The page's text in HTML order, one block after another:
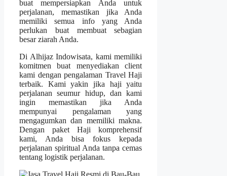
buat mempersiapkan Anda untuk
perjalanan, memastikan jika Anda
memiliki semua info yang Anda
perlukan buat membuat sebagian
besar ziarah Anda.
Di Alhijaz Indowisata, kami memiliki
komitmen buat menyediakan client
kami dengan pengalaman Travel Haji
terbaik. Kami yakin jika haji yaitu
perjalanan seumur hidup, dan kami
ingin memastikan jika Anda
mempunyai pengalaman yang
mengagumkan dan memiliki makna.
Dengan paket Haji komprehensif
kami, Anda bisa fokus kepada
perjalanan spiritual Anda tanpa cemas
tentang logistik perjalanan.